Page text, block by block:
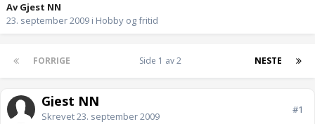
Av Gjest NN
23. september 2009 i Hobby og fritid
FORRIGE NESTE
Side 1 av 2
Gjest NN
Skrevet23. september 2009
#1